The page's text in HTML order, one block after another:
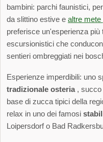
bambini: parchi faunistici,
da slittino estive e altre
preferisce un'esperienza
escursionistici che
sentieri ombreggiati nei
Esperienze imperdibili: uno
tradizionale osteria, succo
base di zucca tipici della
relax in uno dei famosi
Loipersdorf o Bad